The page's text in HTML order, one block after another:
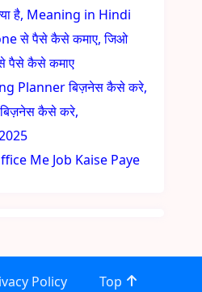
है, Meaning in Hindi
से पैसे कैसे कमाए, जिओ
पैसे कैसे कमाए
Planner बिज़नेस कैसे करे,
बिज़नेस कैसे करे,
Me Job Kaise Paye
Policy Top